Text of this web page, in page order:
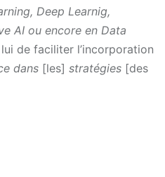
Deep Learnig,
AI ou encore en Data
lui de faciliter l’incorporation
dans [les] stratégies [des